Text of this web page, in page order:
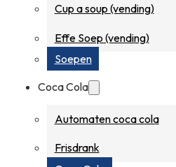
Cup a soup (vending)
Effe Soep (vending)
Soepen
Coca Cola
Automaten coca cola
Frisdrank